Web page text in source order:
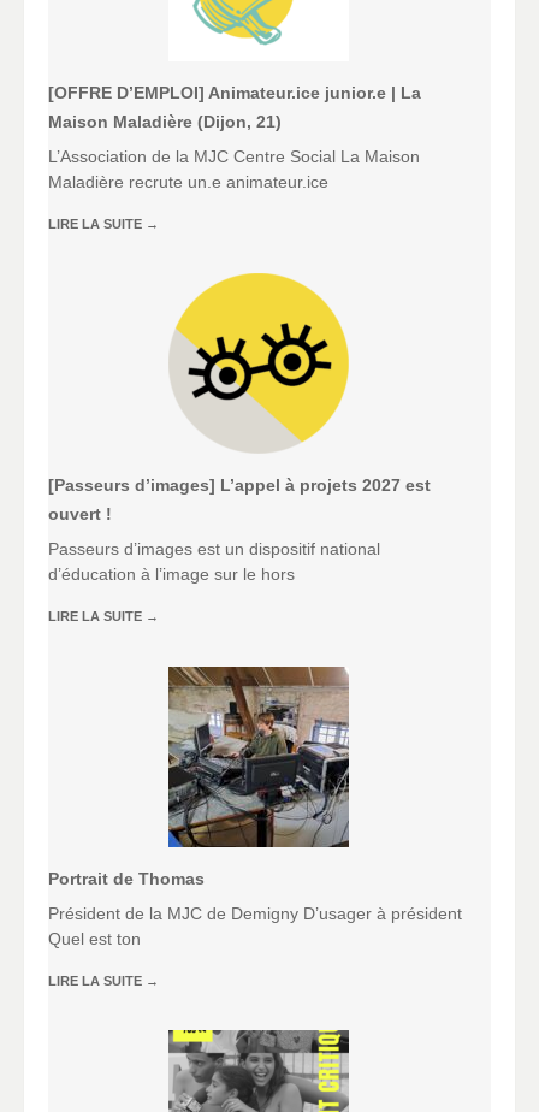
[OFFRE D’EMPLOI] Animateur.ice junior.e | La
Maison Maladière (Dijon, 21)
L’Association de la MJC Centre Social La Maison
Maladière recrute un.e animateur.ice
LIRE LA SUITE →
[Passeurs d’images] L’appel à projets 2027 est
ouvert !
Passeurs d’images est un dispositif national
d’éducation à l’image sur le hors
LIRE LA SUITE →
Portrait de Thomas
Président de la MJC de Demigny D’usager à président
Quel est ton
LIRE LA SUITE →